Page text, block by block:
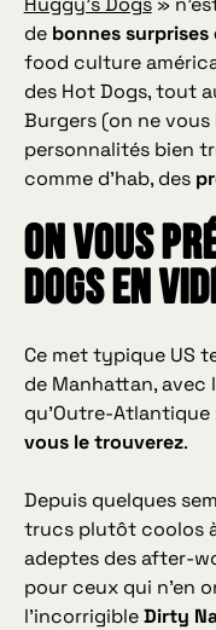
de bonnes surprises
food culture
des Hot Dogs, tout
Burgers (on ne vous
personnalités bien
comme d’hab, des
On vous
Dogs en
Ce met typique US
de Manhattan, avec
qu’Outre-Atlantique
vous le trouverez.
Depuis quelques
trucs plutôt coolos
adeptes des after-
pour ceux qui n’en
l’incorrigibleDirty